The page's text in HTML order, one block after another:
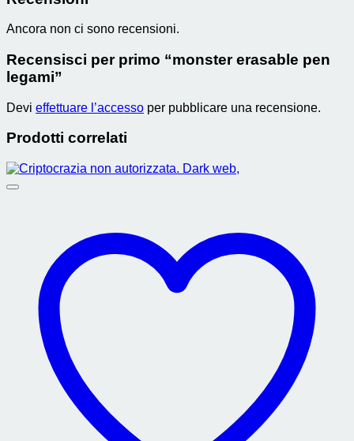
Ancora non ci sono recensioni.
Recensisci per primo “monster erasable pen
legami”
Devi effettuare l’accesso per pubblicare una recensione.
Prodotti correlati